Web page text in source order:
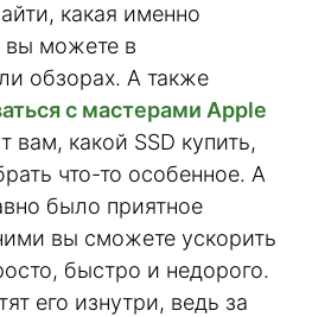
какая именно
вы можете в
обзорах. А также
с мастерами Apple
вам, какой SSD купить,
что-то особенное. А
было приятное
вы сможете ускорить
быстро и недорого.
его изнутри, ведь за